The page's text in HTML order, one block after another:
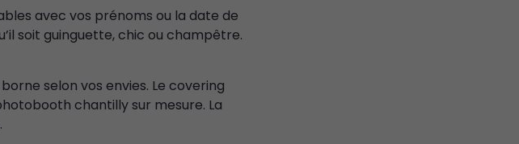
avec vos prénoms ou la date de
soit guinguette, chic ou champêtre.
selon vos envies. Le covering
chantilly sur mesure. La